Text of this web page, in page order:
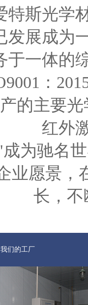
特斯光学
发展成为
于一体的
：
的主要
红外
为驰名
业愿景，
长，不
我们的工厂